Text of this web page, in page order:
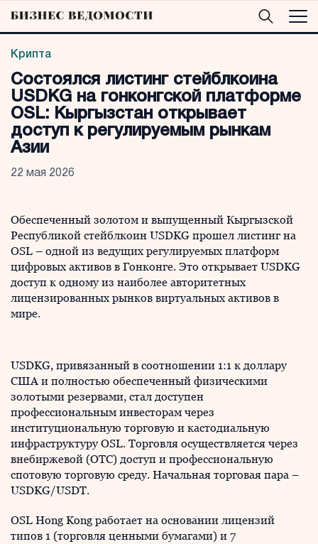
Крипта
Состоялся листинг стейблкоина
USDKG на гонконгской платформе
OSL: Кыргызстан открывает
доступ к регулируемым рынкам
Азии
22 мая 2026
Обеспеченный золотом и выпущенный Кыргызской
Республикой стейблкоин USDKG прошел листинг на
OSL – одной из ведущих регулируемых платформ
цифровых активов в Гонконге. Это открывает USDKG
доступ к одному из наиболее авторитетных
лицензированных рынков виртуальных активов в
мире.
USDKG, привязанный в соотношении 1:1 к доллару
США и полностью обеспеченный физическими
золотыми резервами, стал доступен
профессиональным инвесторам через
институциональную торговую и кастодиальную
инфраструктуру OSL. Торговля осуществляется через
внебиржевой (OTC) доступ и профессиональную
спотовую торговую среду. Начальная торговая пара –
USDKG/USDT.
OSL Hong Kong работает на основании лицензий
типов 1 (торговля ценными бумагами) и 7